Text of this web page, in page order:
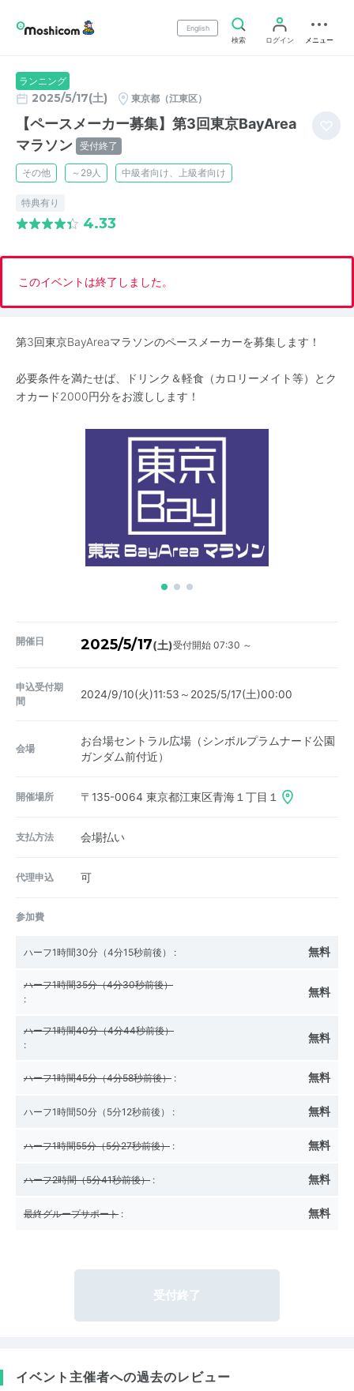
English
検索
ログイン メニュー
ランニング
2025/5/17(土) 東京都（江東区）
【ペースメーカー募集】第3回東京BayArea
マラソン 受付終了
その他 ～29人 中級者向け、上級者向け
特典有り
4.33
このイベントは終了しました。
第3回東京BayAreaマラソンのペースメーカーを募集します！
必要条件を満たせば、ドリンク＆軽食（カロリーメイト等）とク
オカード2000円分をお渡しします！
開催日 2025/5/17(土)受付開始 07:30 ～
申込受付期
間
2024/9/10(火)11:53～2025/5/17(土)00:00
会場
お台場セントラル広場（シンボルプラムナード公園
ガンダム前付近）
開催場所 〒135-0064 東京都江東区青海１丁目１
支払方法 会場払い
代理申込 可
参加費
ハーフ1時間30分（4分15秒前後） : 無料
ハーフ1時間35分（4分30秒前後）
:
無料
ハーフ1時間40分（4分44秒前後）
:
無料
ハーフ1時間45分（4分58秒前後） : 無料
ハーフ1時間50分（5分12秒前後） : 無料
ハーフ1時間55分（5分27秒前後） : 無料
ハーフ2時間（5分41秒前後） : 無料
最終グループサポート : 無料
受付終了
イベント主催者への過去のレビュー